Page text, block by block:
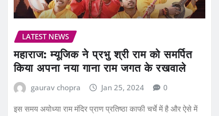
LATEST NEWS
महाराज: म्यूजिक ने प्रभु श्री राम को समर्पित
किया अपना नया गाना राम जगत के रखवाले
gaurav chopra Jan 25, 2024 0
इस समय अयोध्या राम मंदिर प्राण प्रतिष्ठा काफी चर्चे में है और ऐसे में